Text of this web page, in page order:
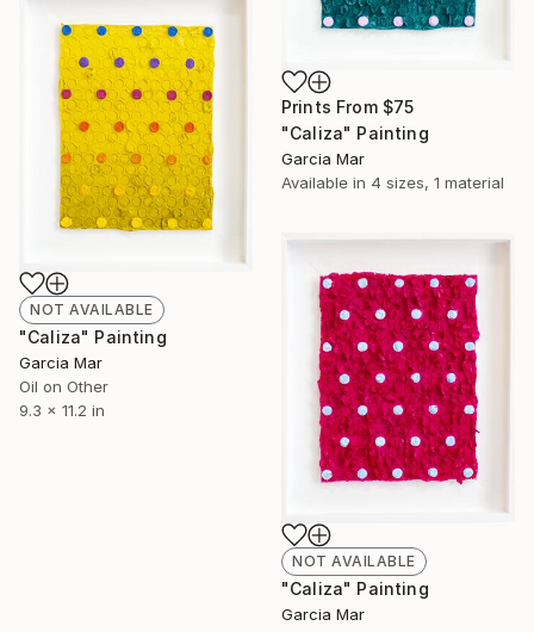
Prints From $75
"Caliza" Painting
Garcia Mar
Available in 4 sizes, 1 material
NOT AVAILABLE
"Caliza" Painting
Garcia Mar
Oil on Other
9.3 x 11.2 in
NOT AVAILABLE
"Caliza" Painting
Garcia Mar